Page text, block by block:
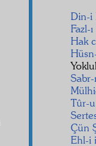
Din-i
Fazl-
Hak
Tûr-
Çün
Ehl-i